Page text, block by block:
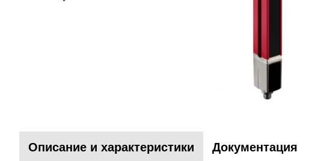
Описание и характеристики Документация